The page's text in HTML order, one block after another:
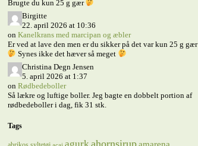
Brugte du kun 25 g gær
Birgitte
22. april 2026 at 10:36
on Kanelkrans med marcipan og æbler
Er ved at lave den men er du sikker på det var kun 25 g gær
Synes ikke det hæver så meget
Christina Degn Jensen
5. april 2026 at 1:37
on Rødbedeboller
Så lækre og luftige boller. Jeg bagte en dobbelt portion af
rødbedeboller i dag, fik 31 stk.
Tags
ahornsirup amarena